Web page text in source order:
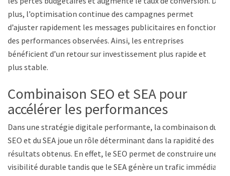
plus, l’optimisation continue des campagnes permet
d’ajuster rapidement les messages publicitaires en fonction
des performances observées. Ainsi, les entreprises
bénéficient d’un retour sur investissement plus rapide et
plus stable.
Combinaison SEO et SEA pour
accélérer les performances
Dans une stratégie digitale performante, la combinaison du
SEO et du SEA joue un rôle déterminant dans la rapidité des
résultats obtenus. En effet, le SEO permet de construire une
visibilité durable tandis que le SEA génère un trafic immédiat